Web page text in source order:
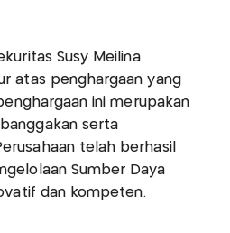
Susy Meilina
atas penghargaan yang
ini merupakan
serta
telah berhasil
Sumber Daya
dan kompeten.